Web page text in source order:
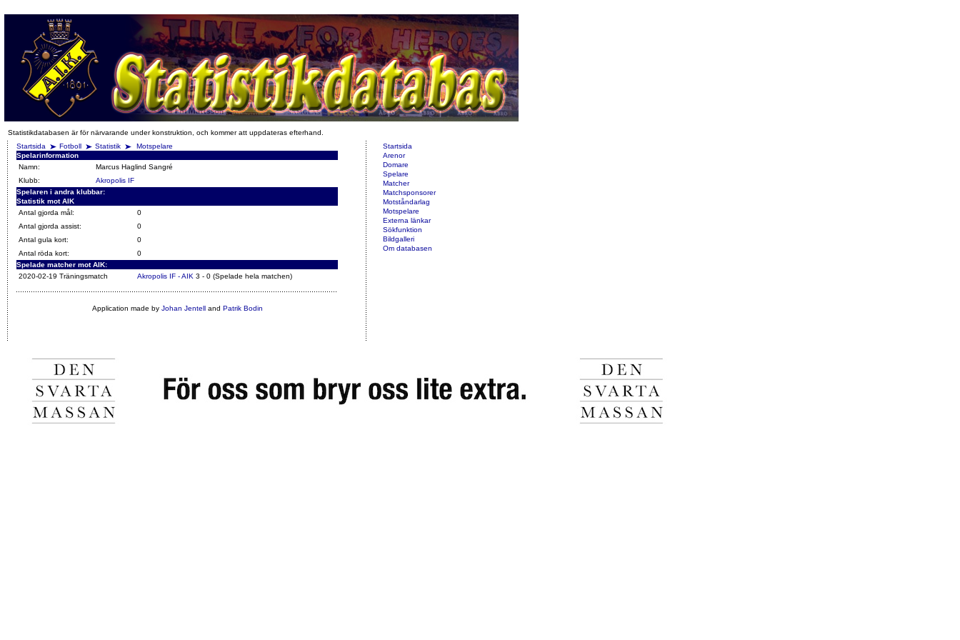
Statistikdatabasen är för närvarande under konstruktion, och kommer att uppdateras efterhand.
Startsida
Fotboll Statistik
Motspelare
Spelarinformation
Namn:
Marcus Haglind Sangré
Klubb:
Akropolis IF
Spelaren i andra klubbar:
Statistik mot AIK
Antal gjorda mål:
0
Antal gjorda assist:
0
Antal gula kort:
0
Antal röda kort:
0
Spelade matcher mot AIK:
2020-02-19 Träningsmatch
Akropolis IF - AIK 3 - 0 (Spelade hela matchen)
Application made by Johan Jentelland Patrik Bodin
Startsida
Arenor
Domare
Spelare
Matcher
Matchsponsorer
Motståndarlag
Motspelare
Externa länkar
Sökfunktion
Bildgalleri
Om databasen